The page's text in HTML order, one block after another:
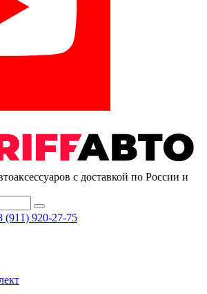
с доставкой по России и
(911) 920-27-75